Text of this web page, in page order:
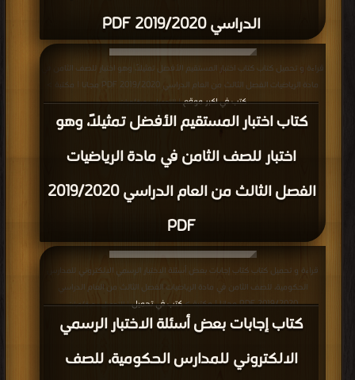
الدراسي 2019/2020 PDF
كتاب اختبار المستقيم الأفضل تمثيلاً، وهو
اختبار للصف الثامن في مادة الرياضيات
الفصل الثالث من العام الدراسي 2019/2020
PDF
قراءة و تحميل كتاب كتاب اختبار المستقيم الأفضل تمثيلاً، وهو اختبار للصف الثامن في
مادة الرياضيات الفصل الثالث من العام الدراسي 2019/2020 PDF مجانا | مكتبة >
كتب في اكبر موقع| التحميل : مرة/مرات
كتاب إجابات بعض أسئلة الاختبار الرسمي
الالكتروني للمدارس الحكومية، للصف
قراءة و تحميل كتاب كتاب إجابات بعض أسئلة الاختبار الرسمي الالكتروني للمدارس
الحكومية، للصف الثامن في مادة الرياضيات الفصل الثالث من العام الدراسي
2019/2020 PDF مجانا | مكتبة >
كتب في تحميل| التحميل : مرة/مرات